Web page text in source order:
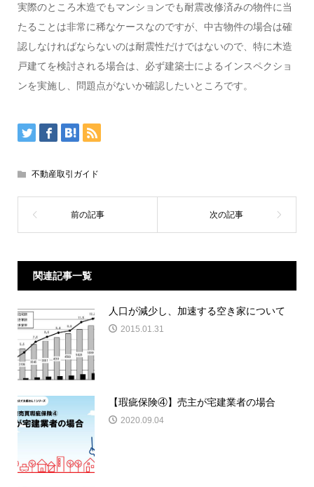
実際のところ木造でもマンションでも耐震改修済みの物件に当
たることは非常に稀なケースなのですが、中古物件の場合は確
認しなければならないのは耐震性だけではないので、特に木造
戸建てを検討される場合は、必ず建築士によるインスペクショ
ンを実施し、問題点がないか確認したいところです。
不動産取引ガイド
関連記事一覧
人口が減少し、加速する空き家について
2015.01.31
【瑕疵保険④】売主が宅建業者の場合
2020.09.04